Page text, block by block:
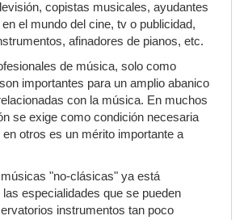
copistas musicales, ayudantes
el mundo del cine, tv o publicidad,
afinadores de pianos, etc.
de música, solo como
importantes para un amplio abanico
con la música. En muchos
se exige como condición necesaria
en otros es un mérito importante a
"no-clásicas" ya está
especialidades que se pueden
instrumentos tan poco